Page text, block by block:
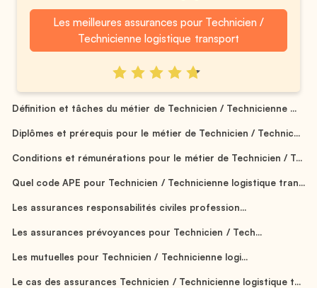
Les meilleures assurances pour Technicien /
Technicienne logistique transport
Définition et tâches du métier de Technicien / Technicienne ...
Diplômes et prérequis pour le métier de Technicien / Technic...
Conditions et rémunérations pour le métier de Technicien / T...
Quel code APE pour Technicien / Technicienne logistique tran...
Les assurances responsabilités civiles profession...
Les assurances prévoyances pour Technicien / Tech...
Les mutuelles pour Technicien / Technicienne logi...
Le cas des assurances Technicien / Technicienne logistique t...